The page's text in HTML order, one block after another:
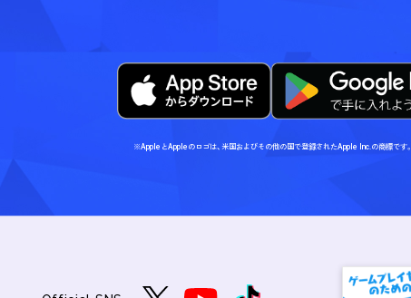
※AppleとAppleのロゴは、米国およびその他の国で登録されたApple Inc.の商標です。